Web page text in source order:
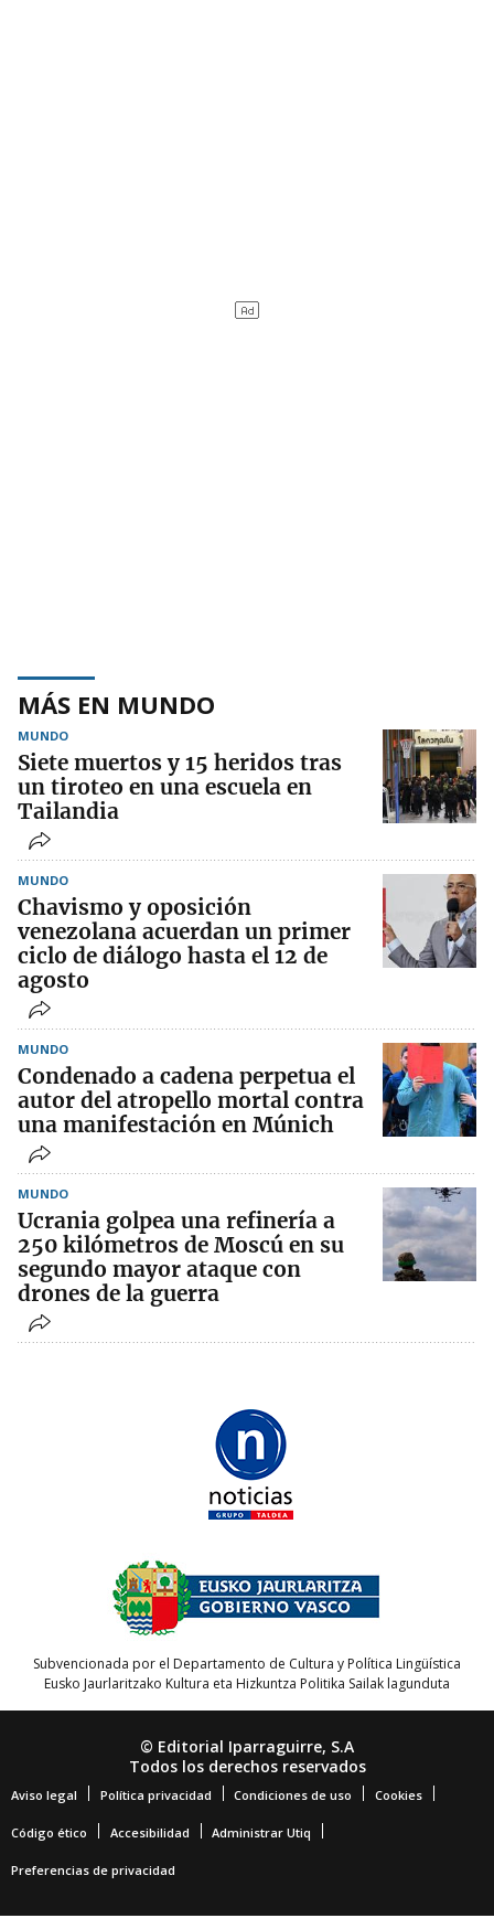
MÁS EN MUNDO
MUNDO
Siete muertos y 15 heridos tras
un tiroteo en una escuela en
Tailandia
MUNDO
Chavismo y oposición
venezolana acuerdan un primer
ciclo de diálogo hasta el 12 de
agosto
MUNDO
Condenado a cadena perpetua el
autor del atropello mortal contra
una manifestación en Múnich
MUNDO
Ucrania golpea una refinería a
250 kilómetros de Moscú en su
segundo mayor ataque con
drones de la guerra
Subvencionada por el Departamento de Cultura y Política Lingüística
Eusko Jaurlaritzako Kultura eta Hizkuntza Politika Sailak lagunduta
© Editorial Iparraguirre, S.A
Todos los derechos reservados
Aviso legal Política privacidad Condiciones de uso Cookies
Código ético Accesibilidad Administrar Utiq
Preferencias de privacidad